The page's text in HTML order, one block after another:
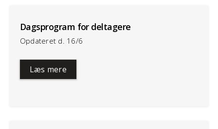
Dagsprogram for deltagere
Opdateret d. 16/6
Læs mere